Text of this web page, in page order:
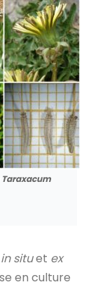
Taraxacum
in situet ex
en culture